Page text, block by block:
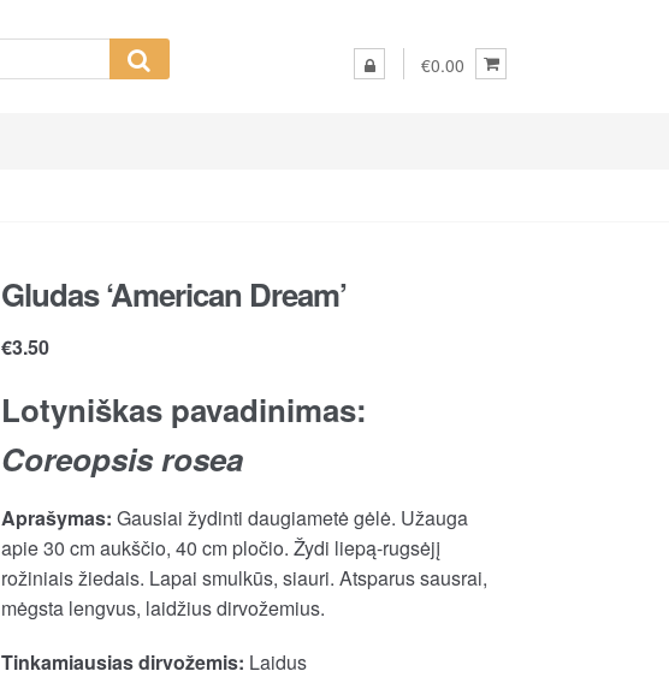
€0.00
Gludas ‘American Dream’
€3.50
Lotyniškas pavadinimas:
Coreopsis rosea
Aprašymas: Gausiai žydinti daugiametė gėlė. Užauga
apie 30 cm aukščio, 40 cm pločio. Žydi liepą-rugsėjį
rožiniais žiedais. Lapai smulkūs, siauri. Atsparus sausrai,
mėgsta lengvus, laidžius dirvožemius.
Tinkamiausias dirvožemis: Laidus